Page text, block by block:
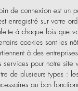
de connexion est un
enregistré sur votre
à chaque fois que
cookies sont les
à des
services pour notre site
de plusieurs types :
au bon